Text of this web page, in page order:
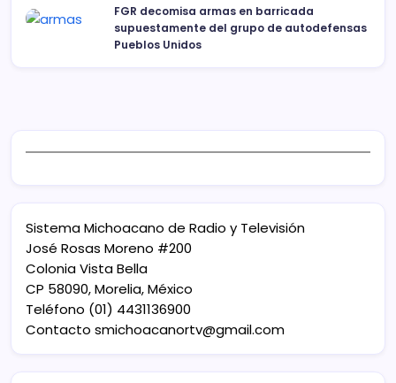
FGR decomisa armas en barricada
supuestamente del grupo de autodefensas
Pueblos Unidos
Sistema Michoacano de Radio y Televisión
José Rosas Moreno #200
Colonia Vista Bella
CP 58090, Morelia, México
Teléfono (01) 4431136900
Contacto smichoacanortv@gmail.com